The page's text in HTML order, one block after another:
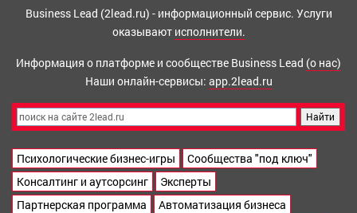
Business Lead (2lead.ru) - информационный сервис. Услуги
оказывают исполнители.
Информация о платформе и сообществе Business Lead (о нас)
Наши онлайн-сервисы: app.2lead.ru
Психологические бизнес-игры
Сообщества "под ключ"
Консалтинг и аутсорсинг
Эксперты
Партнерская программа
Автоматизация бизнеса